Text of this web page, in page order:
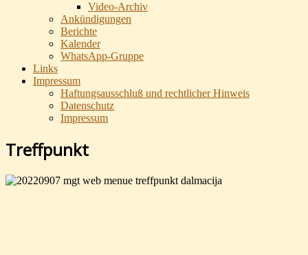
Video-Archiv
Ankündigungen
Berichte
Kalender
WhatsApp-Gruppe
Links
Impressum
Haftungsausschluß und rechtlicher Hinweis
Datenschutz
Impressum
Treffpunkt